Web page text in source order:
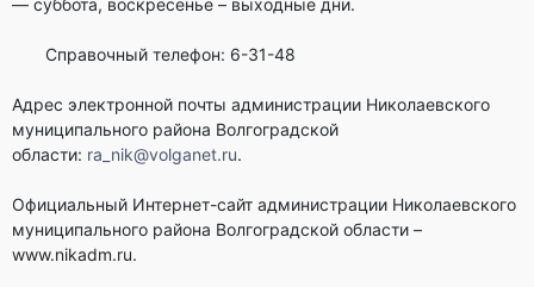
— суббота, воскресенье – выходные дни.
Справочный телефон: 6-31-48
Адрес электронной почты администрации Николаевского
муниципального района Волгоградской
области: ra_nik@volganet.ru.
Официальный Интернет-сайт администрации Николаевского
муниципального района Волгоградской области –
www.nikadm.ru.